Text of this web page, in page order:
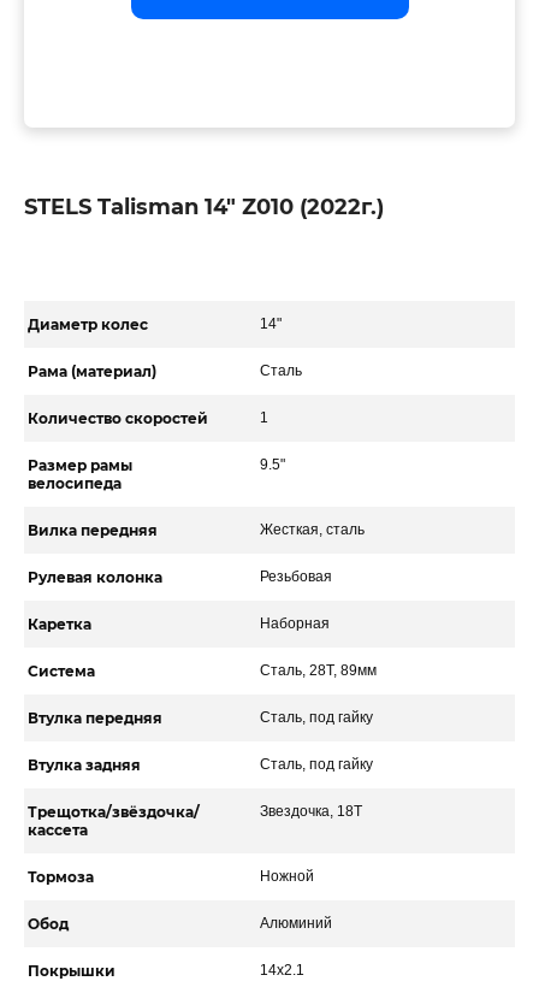
STELS Talisman 14" Z010 (2022г.)
Диаметр колес 14"
Рама (материал) Сталь
Количество скоростей 1
Размер рамы
велосипеда
9.5"
Вилка передняя Жесткая, сталь
Рулевая колонка Резьбовая
Каретка Наборная
Система Сталь, 28Т, 89мм
Втулка передняя Сталь, под гайку
Втулка задняя Сталь, под гайку
Трещотка/звёздочка/
кассета
Звездочка, 18Т
Тормоза Ножной
Обод Алюминий
Покрышки 14х2.1